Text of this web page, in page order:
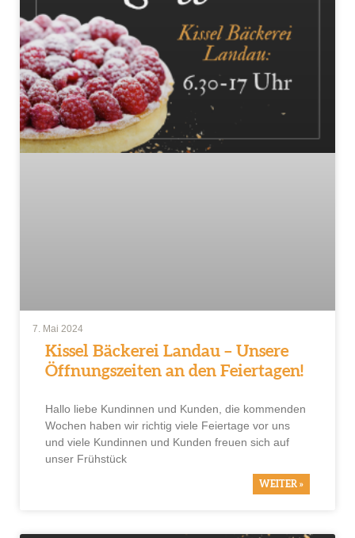
Kissel Bäckerei Landau – Unsere
Öffnungszeiten an den Feiertagen!
Hallo liebe Kundinnen und Kunden, die kommenden
Wochen haben wir richtig viele Feiertage vor uns
und viele Kundinnen und Kunden freuen sich auf
unser Frühstück
WEITER »
7. Mai 2024